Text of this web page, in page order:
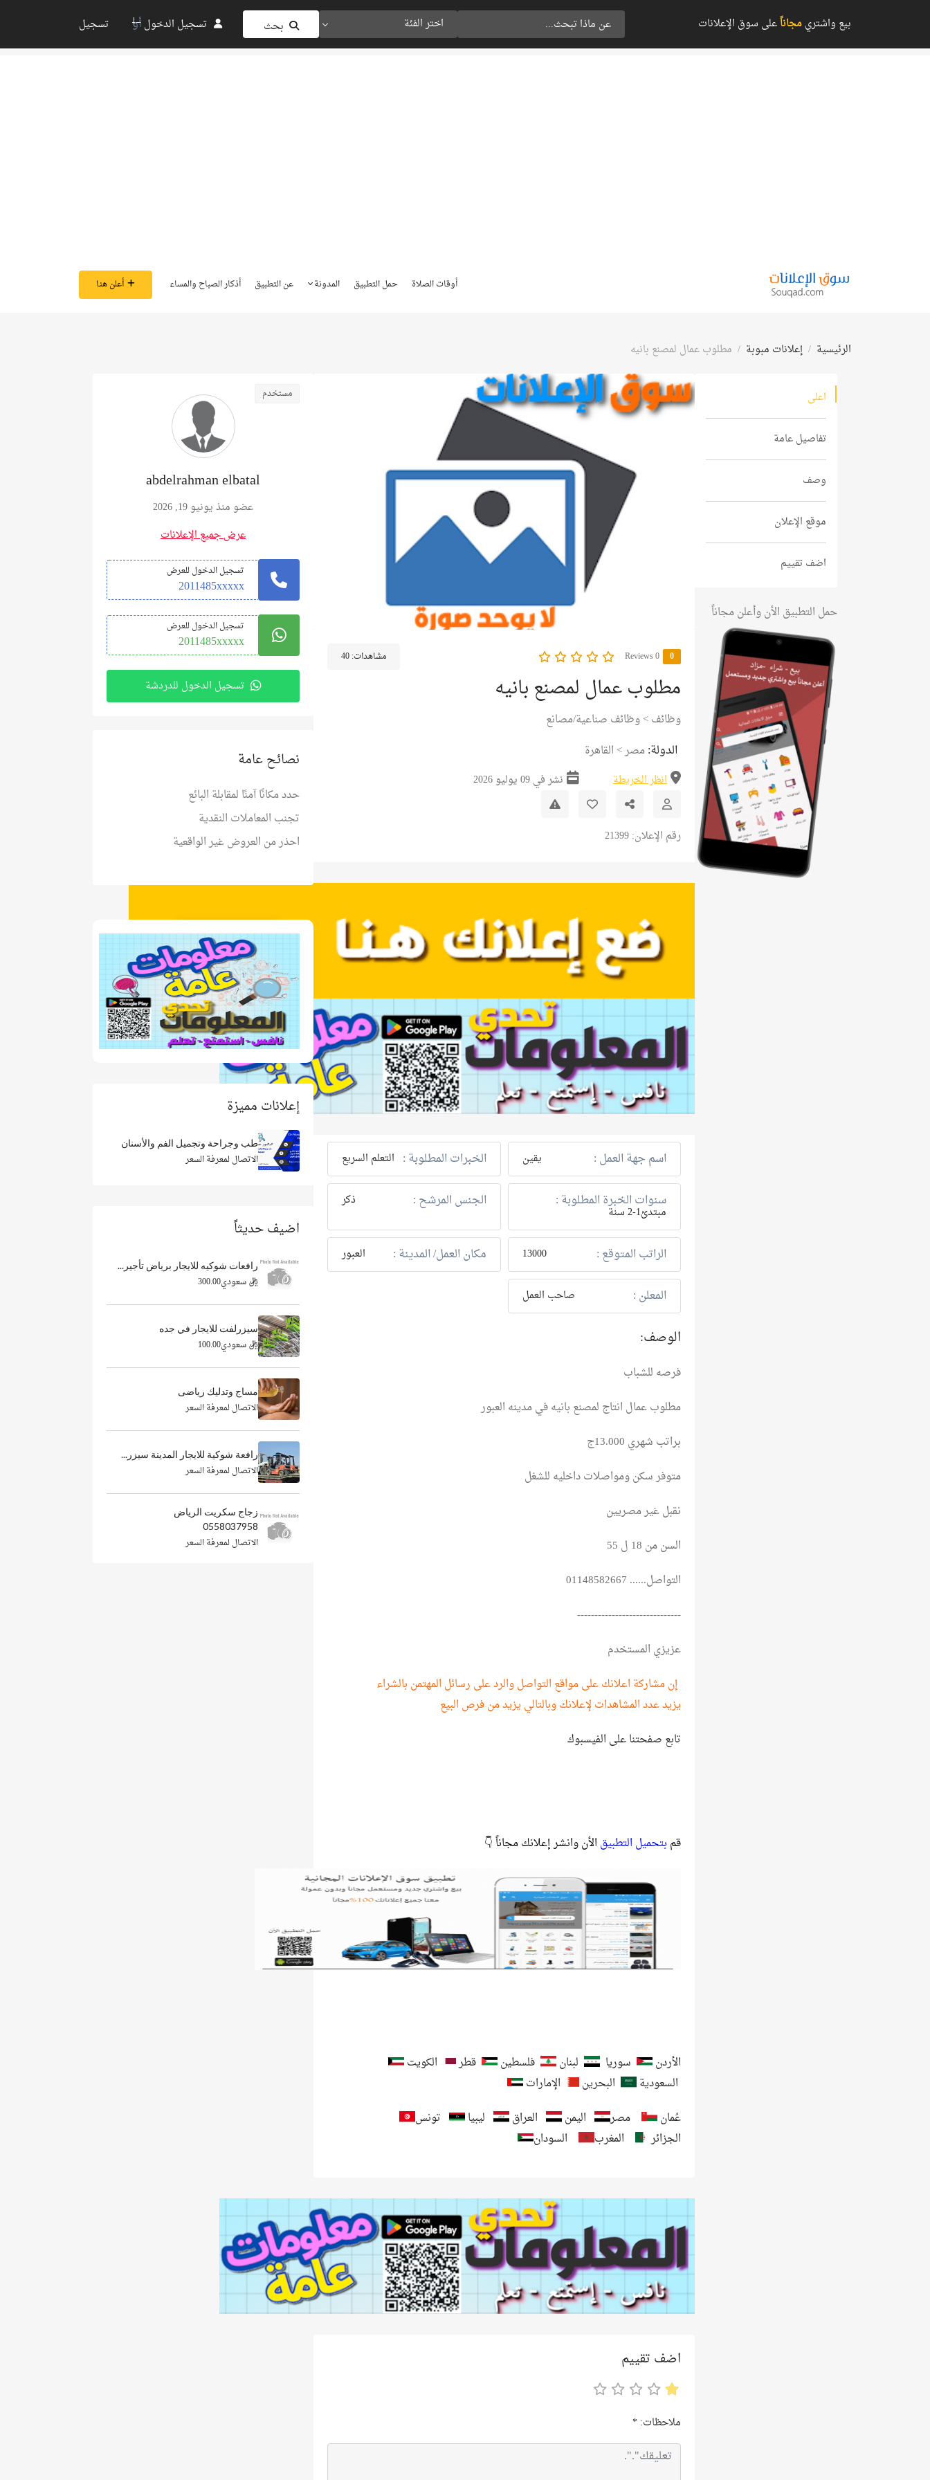
بيع واشتريمجاناًعلى سوق الإعلانات اختر الفئة بحث تسجيل الدخولأو تسجيل
أوقات الصلاة حمل التطبيق المدونة عن التطبيق أذكار الصباح والمساء أعلن هنـا
الرئيسية إعلانات مبوبة مطلوب عمال لمصنع بانيه
اعلى
تفاصيل عامة
وصف
موقع الإعلان
اضف تقييم
حمل التطبيق الأن وأعلن مجاناً
0
0 Reviews مشاهدات:40
مطلوب عمال لمصنع بانيه
وظائف>وظائف صناعية/مصانع
الدولة: مصر> القاهرة
انظر الخريطة نشر في 09 يوليو 2026
رقم الإعلان: 21399
اسم جهة العمل : يقين الخبرات المطلوبة : التعلم السريع
سنوات الخبرة المطلوبة :
مبتدئ1-2 سنة
الجنس المرشح : ذكر
الراتب المتوقع : 13000 مكان العمل/ المدينة : العبور
المعلن : صاحب العمل
الوصف:
فرصه للشباب
مطلوب عمال انتاج لمصنع بانيه في مدينه العبور
براتب شهري 13.000ج
متوفر سكن ومواصلات داخليه للشغل
نقبل غير مصريين
السن من 18 ل 55
التواصل...... 01148582667
------------------------------
عزيزي المستخدم
إن مشاركة اعلانك على مواقع التواصل والرد على رسائل المهتمن بالشراء
يزيد عدد المشاهدات لإعلانك وبالتالي يزيد من فرص البيع
تابع صفحتنا على الفيسبوك
قم بتحميل التطبيق الأن وانشر إعلانك مجاناً 👇
الأردن سوريا لبنان فلسطين قطر
الكويت
السعودية
البحرين
الإمارات
عُمان
مصر اليمن العراق ليبيا
تونس
الجزائر
المغرب السودان
اضف تقييم
ملاحظات:*
مستخدم
abdelrahman elbatal
عضو منذ يونيو 19, 2026
عرض جميع الإعلانات
تسجيل الدخول للعرض
2011485xxxxx
تسجيل الدخول للعرض
2011485xxxxx
تسجيل الدخول للدردشة
نصائح عامة
حدد مكانًا آمنًا لمقابلة البائع
تجنب المعاملات النقدية
احذر من العروض غير الواقعية
إعلانات مميزة
طب وجراحة وتجميل الفم والأسنان
الاتصال لمعرفة السعر
اضيف حديثاً
رافعات شوكيه للايجار برياض تأجير...
ريال سعودي300.00
سيزرلفت للايجار في جده
ريال سعودي100.00
مساج وتدليك رياضى
الاتصال لمعرفة السعر
رافعة شوكية للايجار المدينة سيزر...
الاتصال لمعرفة السعر
زجاج سكريت الرياض
0558037958
الاتصال لمعرفة السعر